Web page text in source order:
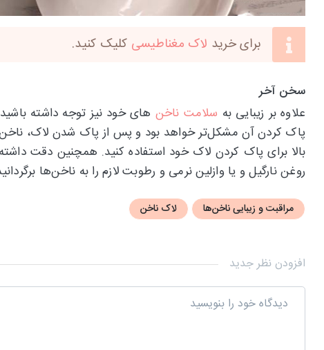
برای خرید لاک مغناطیسی کلیک کنید.
سخن آخر
علاوه بر زیبایی به سلامت ناخن های خود نیز توجه داشته
پاک کردن آن مشکل‌تر خواهد بود و پس از پاک شدن لاک، ناخن
بالا برای پاک کردن لاک خود استفاده کنید. همچنین دقت
روغن نارگیل و یا وازلین نرمی و رطوبت لازم را به ناخن‌ها
مراقبت و زیبایی ناخن‌ها لاک ناخن
افزودن نظر جدید